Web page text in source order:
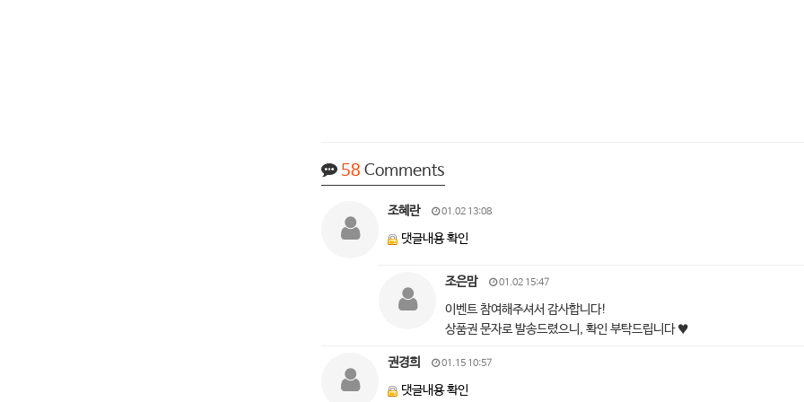
58 Comments
조혜란 01.02 13:08
댓글내용 확인
조은맘 01.02 15:47
이벤트 참여해주셔서 감사합니다!
상품권 문자로 발송드렸으니, 확인 부탁드립니다 ♥
권경희 01.15 10:57
댓글내용 확인